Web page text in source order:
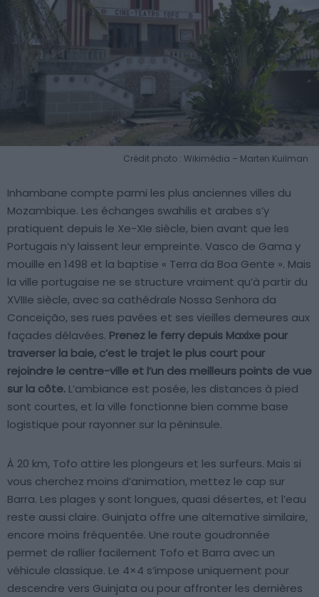
Crédit photo : Wikimédia – Marten Kuilman
Inhambane compte parmi les plus anciennes villes du
Mozambique. Les échanges swahilis et arabes s’y
pratiquent depuis le Xe-XIe siècle, bien avant que les
Portugais n’y laissent leur empreinte. Vasco de Gama y
mouille en 1498 et la baptise « Terra da Boa Gente ». Mais
la ville portugaise ne se structure vraiment qu’à partir du
XVIIIe siècle, avec sa cathédrale Nossa Senhora da
Conceição, ses rues pavées et ses vieilles demeures aux
façades délavées. Prenez le ferry depuis Maxixe pour
traverser la baie, c’est le trajet le plus court pour
rejoindre le centre-ville et l’un des meilleurs points de vue
sur la côte. L’ambiance est posée, les distances à pied
sont courtes, et la ville fonctionne bien comme base
logistique pour rayonner sur la péninsule.
À 20 km, Tofo attire les plongeurs et les surfeurs. Mais si
vous cherchez moins d’animation, mettez le cap sur
Barra. Les plages y sont longues, quasi désertes, et l’eau
reste aussi claire. Guinjata offre une alternative similaire,
encore moins fréquentée. Une route goudronnée
permet de rallier facilement Tofo et Barra avec un
véhicule classique. Le 4×4 s’impose uniquement pour
descendre vers Guinjata ou pour affronter les dernières